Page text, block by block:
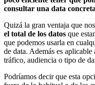
consultar una data
Quizá la gran ventaja que
el total de los datos que
que podemos usarla en
de data. Además es
tráfico, audiencia o tipo de
Podríamos decir que esta